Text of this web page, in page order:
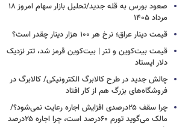
صعود بورس به قله جدید/تحلیل بازار سهام امروز ۱۸
مرداد ۱۴۰۵
قیمت دینار عراق؛ نرخ هر ۱۰۰ هزار دینار چقدر است؟
قیمت بیت‌کوین و تتر | بیت‌کوین قرمز شد، تتر نزدیک
دلار ایستاد
چالش جدید در طرح کالابرگ الکترونیکی/ کالابرگ در
فروشگاه‌های بزرگ هم از کار افتاد
چرا سقف ۲۵درصدی افزایش اجاره رعایت نمی‌شود؟/
مالک می‌گوید تورم ۶۰درصد است، چرا اجاره ۲۵درصد